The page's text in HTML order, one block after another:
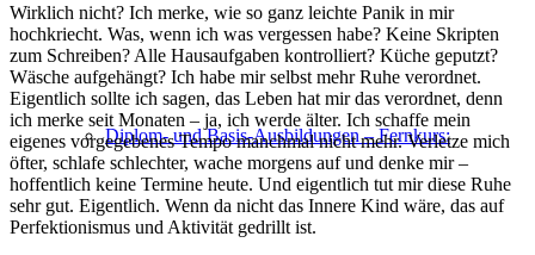
Diplom- und Basis-Ausbildungen – Fernkurs:
Wirklich nicht? Ich merke, wie so ganz leichte Panik in mir
hochkriecht. Was, wenn ich was vergessen habe? Keine Skripten
zum Schreiben? Alle Hausaufgaben kontrolliert? Küche geputzt?
Wäsche aufgehängt? Ich habe mir selbst mehr Ruhe verordnet.
Eigentlich sollte ich sagen, das Leben hat mir das verordnet, denn
ich merke seit Monaten – ja, ich werde älter. Ich schaffe mein
eigenes vorgegebenes Tempo manchmal nicht mehr. Verletze mich
öfter, schlafe schlechter, wache morgens auf und denke mir –
hoffentlich keine Termine heute. Und eigentlich tut mir diese Ruhe
sehr gut. Eigentlich. Wenn da nicht das Innere Kind wäre, das auf
Perfektionismus und Aktivität gedrillt ist.